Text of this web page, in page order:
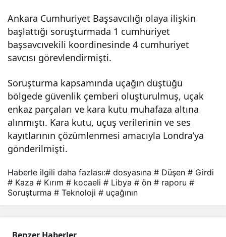
Ankara Cumhuriyet Başsavcılığı olaya ilişkin
başlattığı soruşturmada 1 cumhuriyet
başsavcıvekili koordinesinde 4 cumhuriyet
savcısı görevlendirmişti.
Soruşturma kapsamında uçağın düştüğü
bölgede güvenlik çemberi oluşturulmuş, uçak
enkaz parçaları ve kara kutu muhafaza altına
alınmıştı. Kara kutu, uçuş verilerinin ve ses
kayıtlarının çözümlenmesi amacıyla Londra’ya
gönderilmişti.
Haberle ilgili daha fazlası:# dosyasına # Düşen # Girdi
# Kaza # Kırım # kocaeli # Libya # ön # raporu #
Soruşturma # Teknoloji # uçağının